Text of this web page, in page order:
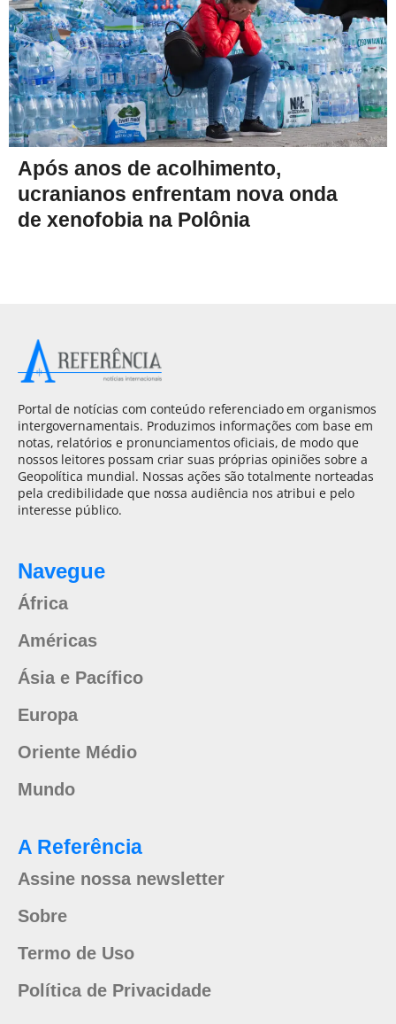
Após anos de acolhimento,
ucranianos enfrentam nova onda
de xenofobia na Polônia
Portal de notícias com conteúdo referenciado em organismos
intergovernamentais. Produzimos informações com base em
notas, relatórios e pronunciamentos oficiais, de modo que
nossos leitores possam criar suas próprias opiniões sobre a
Geopolítica mundial. Nossas ações são totalmente norteadas
pela credibilidade que nossa audiência nos atribui e pelo
interesse público.
Navegue
África
Américas
Ásia e Pacífico
Europa
Oriente Médio
Mundo
A Referência
Assine nossa newsletter
Sobre
Termo de Uso
Política de Privacidade